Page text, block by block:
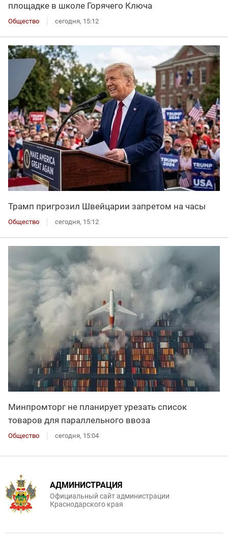
площадке в школе Горячего Ключа
Общество сегодня, 15:12
Трамп пригрозил Швейцарии запретом на часы
Общество сегодня, 15:12
Минпромторг не планирует урезать список
товаров для параллельного ввоза
Общество сегодня, 15:04
АДМИНИСТРАЦИЯ
Официальный сайт администрации
Краснодарского края